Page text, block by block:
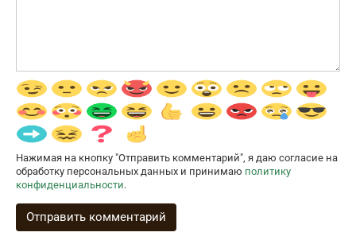
Нажимая на кнопку "Отправить комментарий", я даю согласие на
обработку персональных данных и принимаю политику
конфиденциальности.